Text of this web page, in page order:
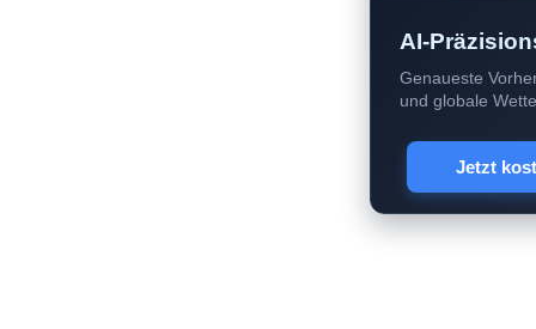
AI-
Genaueste
und globale
Jetzt